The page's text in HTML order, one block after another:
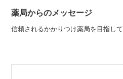
薬局からのメッセージ
信頼されるかかりつけ薬局を目指して